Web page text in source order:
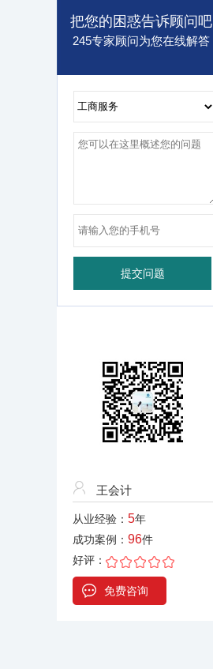
把您的困惑告诉顾问吧
245专家顾问为您在线解答
王会计
从业经验： 5年
成功案例： 96件
好评：
免费咨询